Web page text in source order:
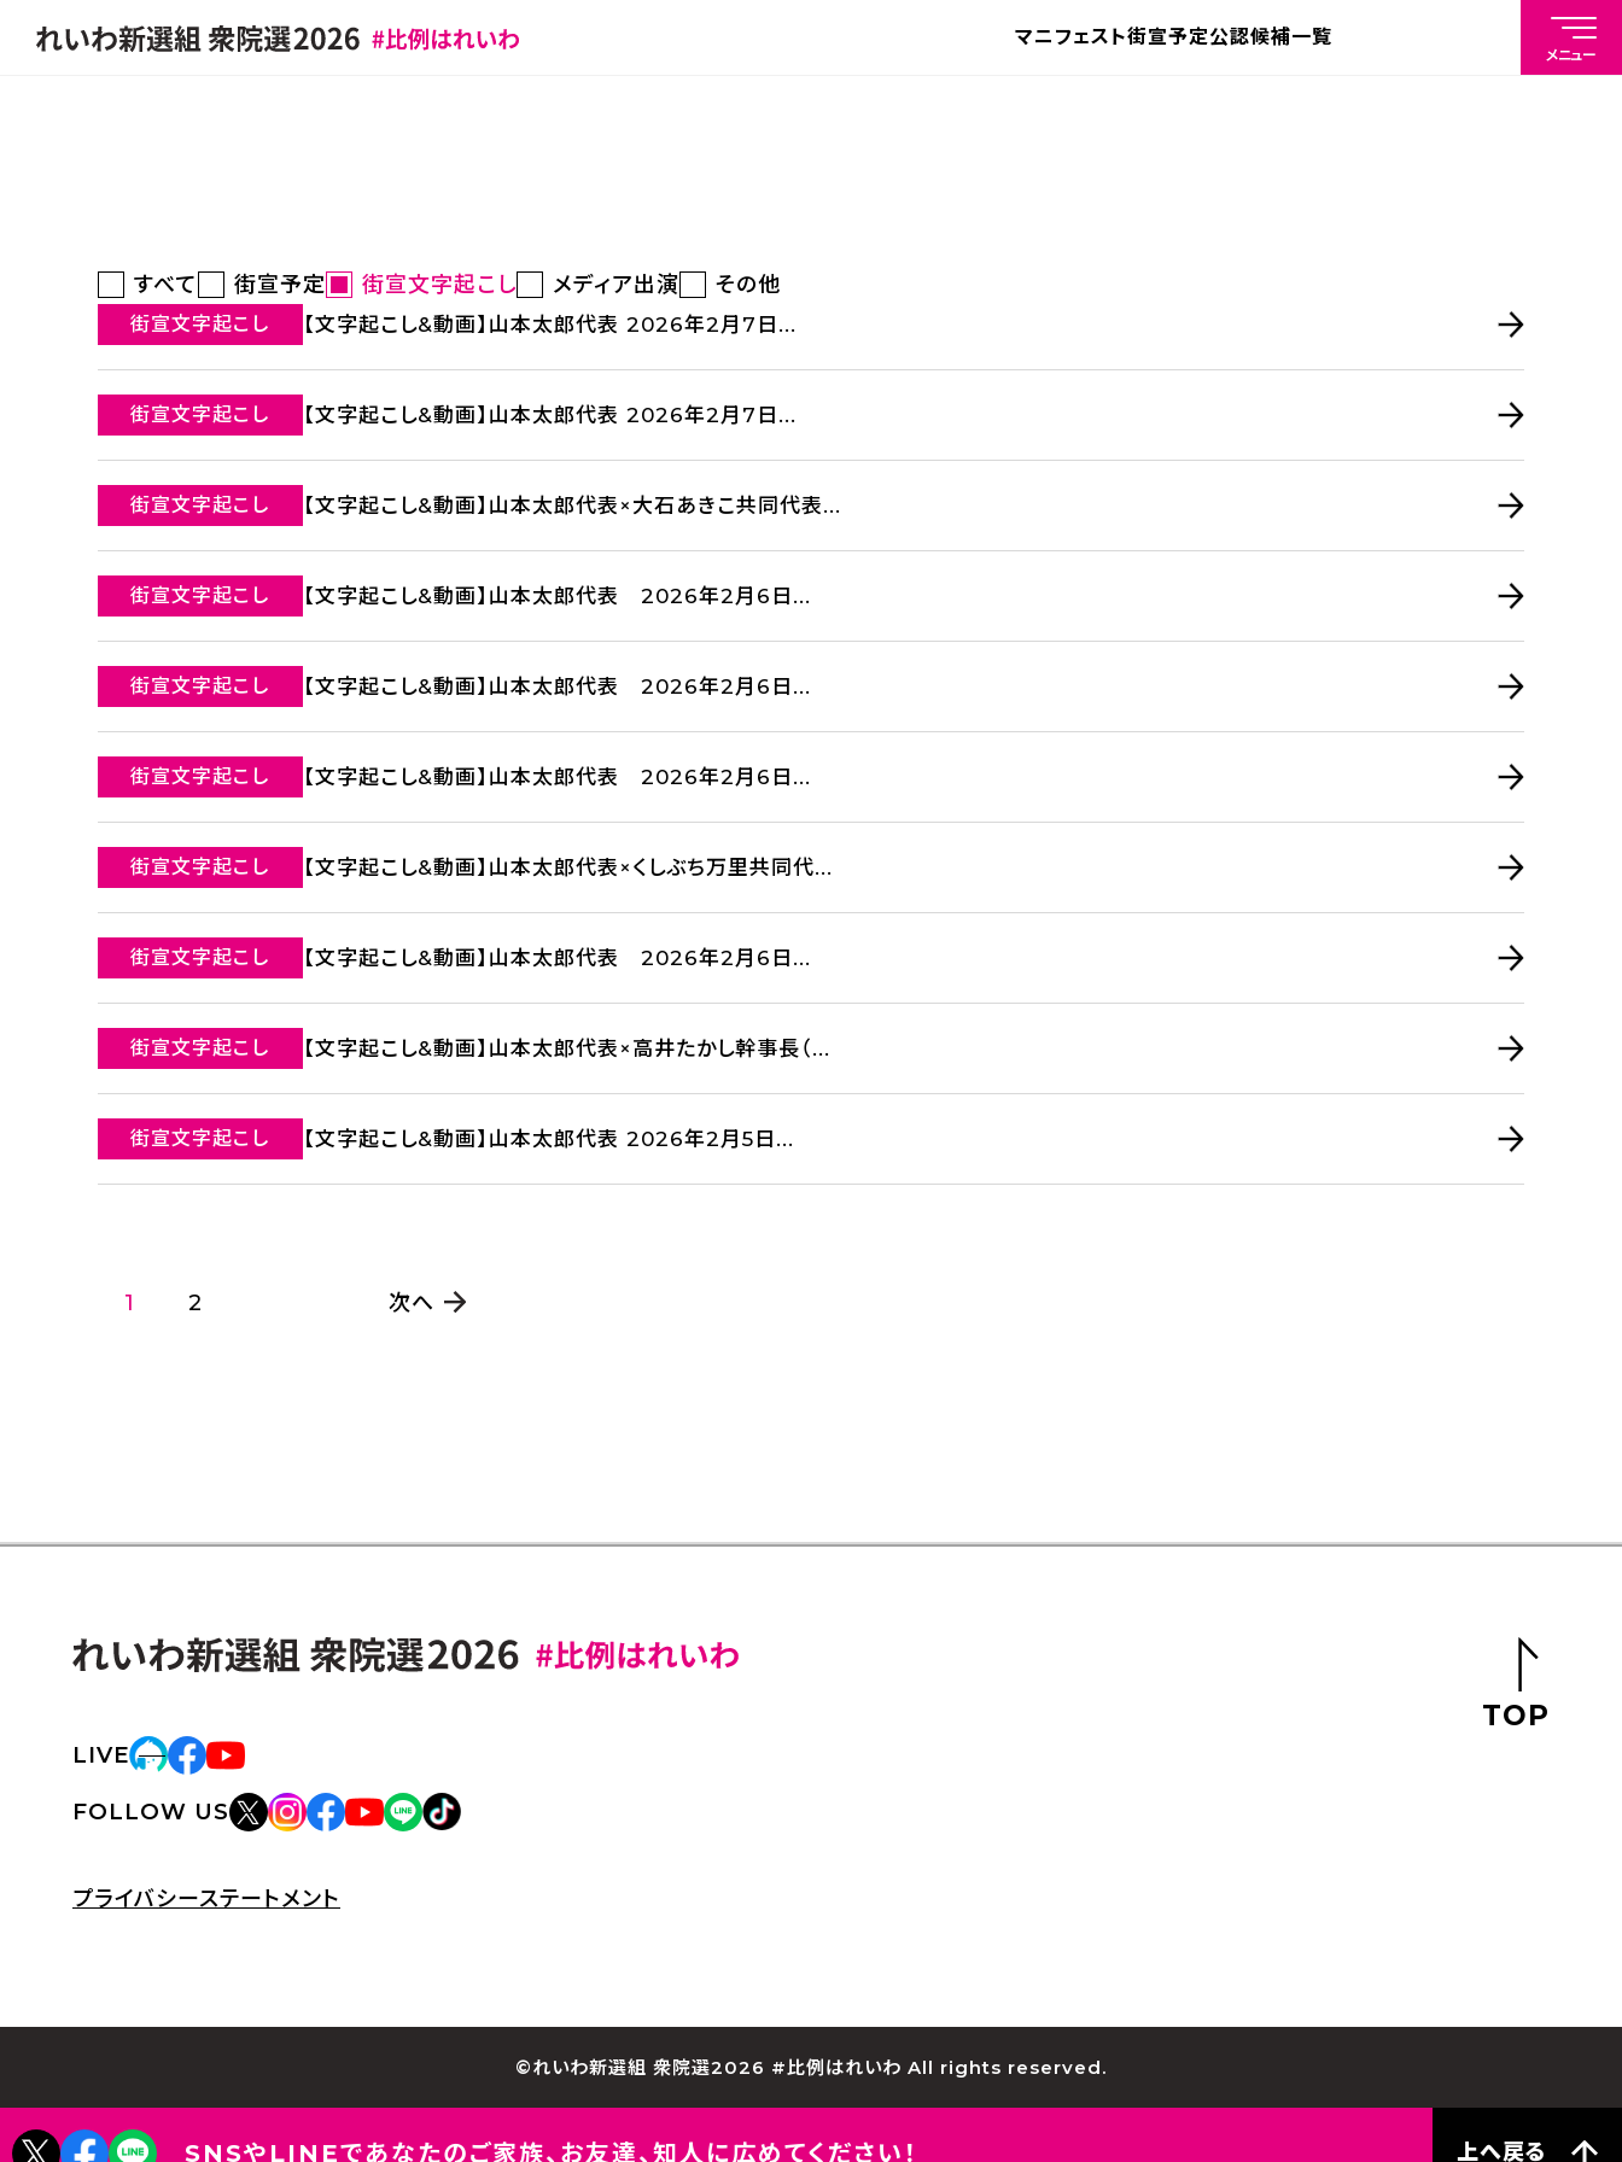
マニフェスト街宣予定公認候補一覧
メニュー
すべて 街宣予定 街宣文字起こし メディア出演 その他
街宣文字起こし 【文字起こし&動画】山本太郎代表 2026年2月7日...
街宣文字起こし 【文字起こし&動画】山本太郎代表 2026年2月7日...
街宣文字起こし 【文字起こし&動画】山本太郎代表×大石あきこ共同代表...
街宣文字起こし 【文字起こし&動画】山本太郎代表 2026年2月6日...
街宣文字起こし 【文字起こし&動画】山本太郎代表 2026年2月6日...
街宣文字起こし 【文字起こし&動画】山本太郎代表 2026年2月6日...
街宣文字起こし 【文字起こし&動画】山本太郎代表×くしぶち万里共同代...
街宣文字起こし 【文字起こし&動画】山本太郎代表 2026年2月6日...
街宣文字起こし 【文字起こし&動画】山本太郎代表×高井たかし幹事長（...
街宣文字起こし 【文字起こし&動画】山本太郎代表 2026年2月5日...
1 2 次へ
SNSやLINEであなたのご家族、 お友達、知人に広めてください！ 上へ戻る
LIVE
FOLLOW US
プライバシーステートメント
TOP
©れいわ新選組 衆院選2026 #比例はれいわ All rights reserved.